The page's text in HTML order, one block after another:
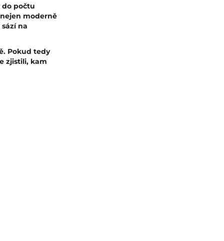
do počtu
moderně
na
Pokud tedy
zjistili, kam